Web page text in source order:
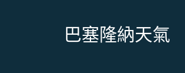
巴塞隆納天氣